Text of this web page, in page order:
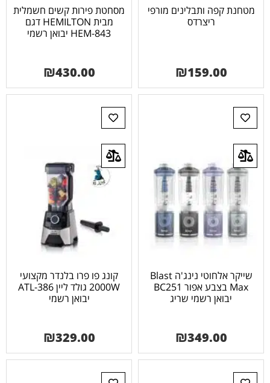
מטחנת קפה ותבלינים מורפי
ריצרדס
₪159.00
מסחטת פירות קשים חשמלית
מבית HEMILTON דגם
HEM-843 יבואן רשמי
₪430.00
שייקר אלחוטי נינג'ה Blast
Max בצבע אפור BC251
יבואן רשמי שריג
₪349.00
קונג פו פרו בלנדר מקצועי
2000W גולד ליין ATL-386
יבואן רשמי
₪329.00